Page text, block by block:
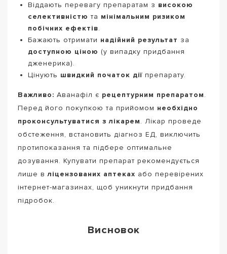
Віддають перевагу препаратам з високою
селективністю та мінімальним ризиком
побічних ефектів.
Бажають отримати надійний результат за
доступною ціною (у випадку придбання
дженерика).
Цінують швидкий початок дії препарату.
Важливо: Аванафіл є рецептурним препаратом.
Перед його покупкою та прийомом необхідно
проконсультуватися з лікарем. Лікар проведе
обстеження, встановить діагноз ЕД, виключить
протипоказання та підбере оптимальне
дозування. Купувати препарат рекомендується
лише вліцензованих аптеках або перевірених
інтернет-магазинах, щоб уникнути придбання
підробок.
Висновок